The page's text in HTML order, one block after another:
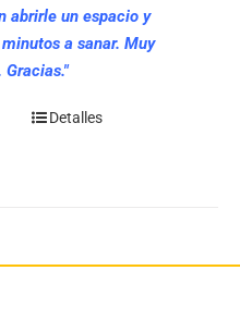
abrirle un espacio y
a sanar. Muy
Gracias."
Detalles